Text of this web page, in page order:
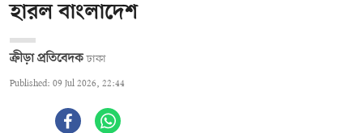
হারল বাংলাদেশ
ক্রীড়া প্রতিবেদক ঢাকা
Published: 09 Jul 2026, 22:44